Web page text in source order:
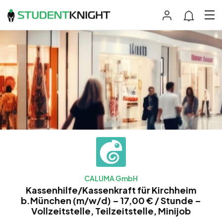
CALUMA GmbH
Kassenhilfe/Kassenkraft für Kirchheim
b.München (m/w/d) – 17,00 € / Stunde –
Vollzeitstelle, Teilzeitstelle, Minijob